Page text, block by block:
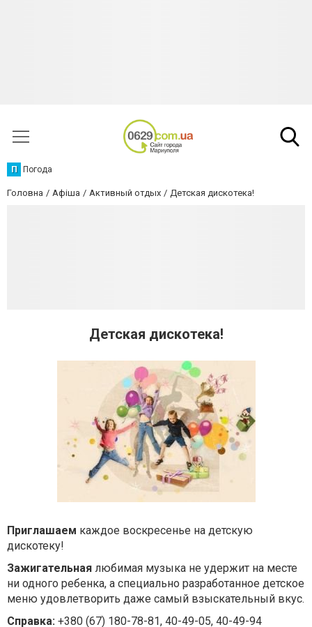
П Погода
Головна Афіша Активный отдых Детская дискотека!
Детская дискотека!
Приглашаем каждое воскресенье на детскую
дискотеку!
Зажигательная любимая музыка не удержит на месте
ни одного ребенка, а специально разработанное детское
меню удовлетворить даже самый взыскательный вкус.
Справка: +380 (67) 180-78-81, 40-49-05, 40-49-94